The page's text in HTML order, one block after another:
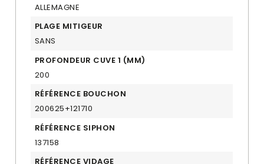
ALLEMAGNE
PLAGE MITIGEUR
SANS
PROFONDEUR CUVE 1 (MM)
200
RÉFÉRENCE BOUCHON
200625+121710
RÉFÉRENCE SIPHON
137158
RÉFÉRENCE VIDAGE